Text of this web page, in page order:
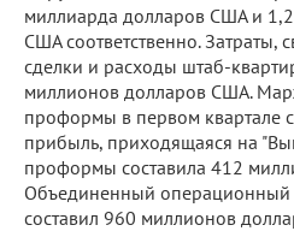
миллиарда долларов США и
США соответственно. Затраты,
сделки и расходы штаб-
миллионов долларов США.
проформы в первом квартале
прибыль, приходящаяся на
проформы составила 412
Объединенный
составил 960 миллионов